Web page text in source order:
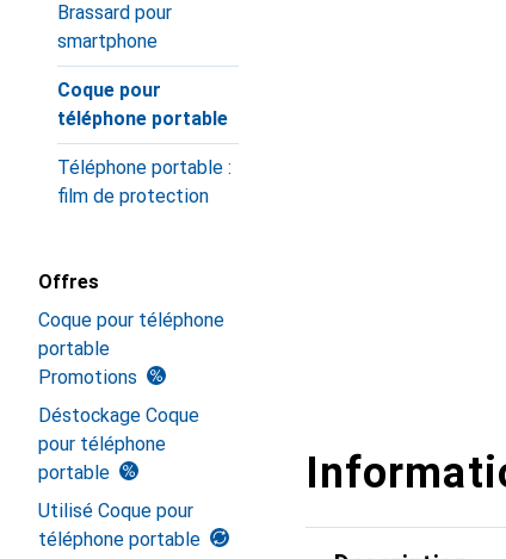
Brassard pour
smartphone
Coque pour
téléphone portable
Téléphone portable :
film de protection
Offres
Coque pour téléphone
portable
Promotions
Déstockage Coque
pour téléphone
portable
Utilisé Coque pour
téléphone portable